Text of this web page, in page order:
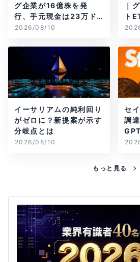
グ企業が16億株を発
行、手元現金は23万ド
ル
2026/08/10
｜
ト
イーサリアムの純利回り
がゼロに？新提案が示す
分岐点とは
2026/08/10
セ
調
もっと見る